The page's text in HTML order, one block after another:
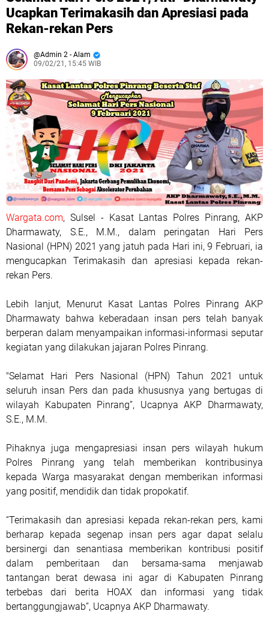
Ucapkan Terimakasih dan Apresiasi pada
Rekan-rekan Pers
Admin 2 - Alam
09/02/21, 15:45 WIB
Wargata.com, Sulsel - Kasat Lantas Polres Pinrang, AKP
Dharmawaty, S.E., M.M., dalam peringatan Hari Pers
Nasional (HPN) 2021 yang jatuh pada Hari ini, 9 Februari, ia
mengucapkan Terimakasih dan apresiasi kepada rekan-
rekan Pers.
Lebih lanjut, Menurut Kasat Lantas Polres Pinrang AKP
Dharmawaty bahwa keberadaan insan pers telah banyak
berperan dalam menyampaikan informasi-informasi seputar
kegiatan yang dilakukan jajaran Polres Pinrang.
"Selamat Hari Pers Nasional (HPN) Tahun 2021 untuk
seluruh insan Pers dan pada khususnya yang bertugas di
wilayah Kabupaten Pinrang”, Ucapnya AKP Dharmawaty,
S.E., M.M.
Pihaknya juga mengapresiasi insan pers wilayah hukum
Polres Pinrang yang telah memberikan kontribusinya
kepada Warga masyarakat dengan memberikan informasi
yang positif, mendidik dan tidak propokatif.
“Terimakasih dan apresiasi kepada rekan-rekan pers, kami
berharap kepada segenap insan pers agar dapat selalu
bersinergi dan senantiasa memberikan kontribusi positif
dalam pemberitaan dan bersama-sama menjawab
tantangan berat dewasa ini agar di Kabupaten Pinrang
terbebas dari berita HOAX dan informasi yang tidak
bertanggungjawab”, Ucapnya AKP Dharmawaty.